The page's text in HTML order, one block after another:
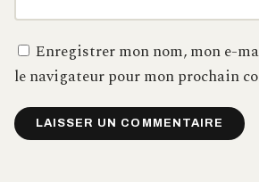
Enregistrer mon nom, mon e-
le navigateur pour mon prochain